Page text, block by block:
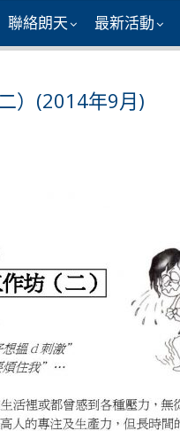
聯絡朗天 最新活動
）(2014年9月)